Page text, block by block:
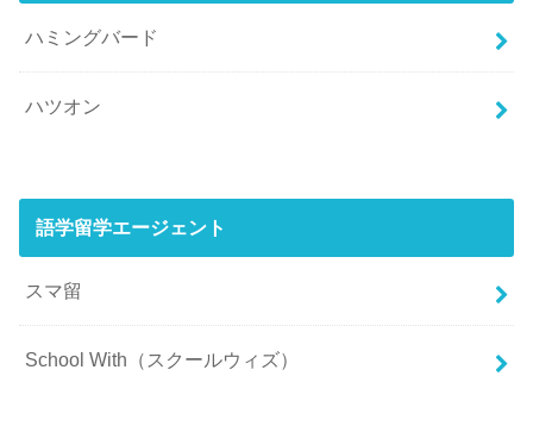
ハミングバード
ハツオン
語学留学エージェント
スマ留
School With（スクールウィズ）